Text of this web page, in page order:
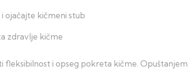
zdravlje kičme
fleksibilnost i opseg pokreta kičme. Opuštanjem